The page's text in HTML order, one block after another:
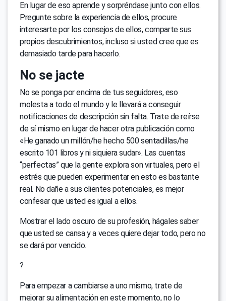
En lugar de eso aprende y sorpréndase junto con ellos.
Pregunte sobre la experiencia de ellos, procure
interesarte por los consejos de ellos, comparte sus
propios descubrimientos, incluso si usted cree que es
demasiado tarde para hacerlo.
No se jacte
No se ponga por encima de tus seguidores, eso
molesta a todo el mundo y le llevará a conseguir
notificaciones de descripción sin falta. Trate de reírse
de sí mismo en lugar de hacer otra publicación como
«He ganado un millón/he hecho 500 sentadillas/he
escrito 101 libros y ni siquiera sudar». Las cuentas
“perfectas” que la gente explora son virtuales, pero el
estrés que pueden experimentar en esto es bastante
real. No dañe a sus clientes potenciales, es mejor
confesar que usted es igual a ellos.
Mostrar el lado oscuro de su profesión, hágales saber
que usted se cansa y a veces quiere dejar todo, pero no
se dará por vencido.
?
Para empezar a cambiarse a uno mismo, trate de
mejorar su alimentación en este momento, no lo